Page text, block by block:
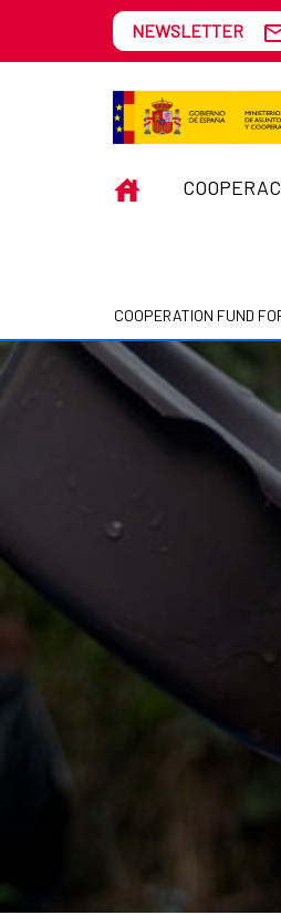
Skip to Main Content
Guatemala
NEWSLETTER
INICIO
COOPERATION FUND